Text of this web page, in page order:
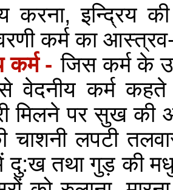
इन्द्रिय की
कर्म का
कर्म - जिस कर्म के
वेदनीय कर्म
मिलने पर सुख की
चाशनी लपटी
दु:ख तथा गुड़ की